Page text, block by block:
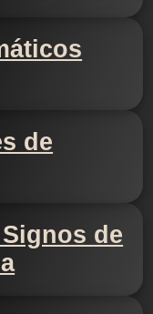
de
de